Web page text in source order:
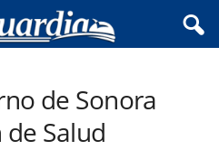
de Sonora
Salud